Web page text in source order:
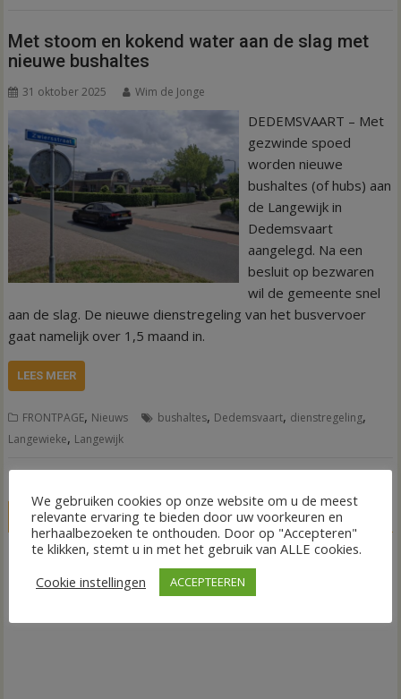
Met stoom en kokend water aan de slag met
nieuwe bushaltes
31 oktober 2025 Wim de Jonge
DEDEMSVAART – Met
gezwinde spoed
worden nieuwe
bushaltes (of hubs) aan
de Langewijk in
Dedemsvaart
aangelegd. Na een
besluit op bezwaren
wil de gemeente snel
aan de slag. De nieuwe dienstregeling van het busvervoer
gaat namelijk over 1,5 maand in.
LEES MEER
FRONTPAGE, Nieuws bushaltes, Dedemsvaart, dienstregeling,
Langewieke, Langewijk
LIVE
We gebruiken cookies op onze website om u de meest
relevante ervaring te bieden door uw voorkeuren en
herhaalbezoeken te onthouden. Door op "Accepteren"
te klikken, stemt u in met het gebruik van ALLE cookies.
Cookie instellingen
ACCEPTEEREN